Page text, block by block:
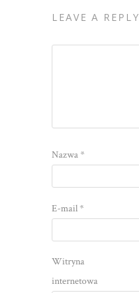
LEAVE A REPLY
Nazwa*
E-mail*
Witryna
internetowa